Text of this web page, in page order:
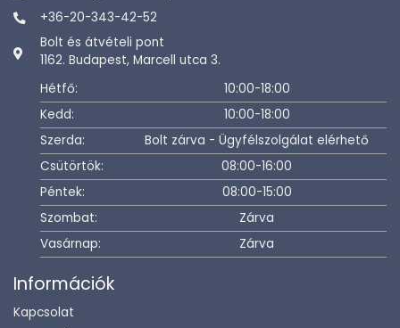
+36-20-343-42-52
Bolt és átvételi pont
1162. Budapest, Marcell utca 3.
Hétfő:
10:00-18:00
Kedd:
10:00-18:00
Szerda:
Bolt zárva - Ügyfélszolgálat elérhető
Csütörtök:
08:00-16:00
Péntek:
08:00-15:00
Szombat:
Zárva
Vasárnap:
Zárva
Információk
Kapcsolat